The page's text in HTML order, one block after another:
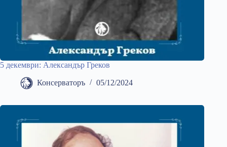
5 декември: Александър Греков
Консерваторъ 05/12/2024